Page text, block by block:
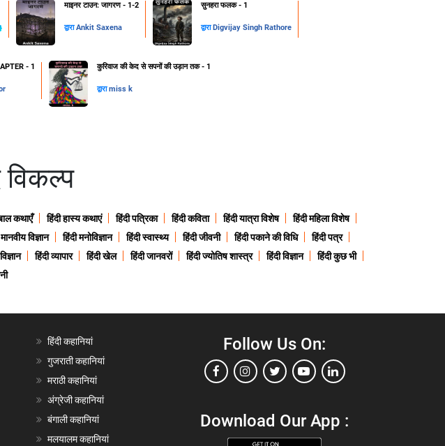
माइनर टाउन: जागरण - 1-2
द्वाराAnkit Saxena
सुनहरा फलक - 1
द्वारा Digvijay Singh Rathore
- 1 कुरिवाज की केद से सपनों की उड़ान तक - 1
द्वाराmiss k
कथाएँ हिंदी हास्य कथाएं हिंदी पत्रिका हिंदी कविता हिंदी यात्रा विशेष
हिंदी महिला विशेष
विज्ञान हिंदी मनोविज्ञान हिंदी स्वास्थ्य हिंदी जीवनी हिंदी पकाने की विधि
हिंदी पत्र
हिंदी व्यापार हिंदी खेल हिंदी जानवरों हिंदी ज्योतिष शास्त्र हिंदी विज्ञान
हिंदी कुछ भी
हिंदी कहानियां
गुजराती कहानियां
मराठी कहानियां
अंग्रेजी कहानियां
बंगाली कहानियां
मलयालम कहानियां
Follow Us On:
Download Our App :